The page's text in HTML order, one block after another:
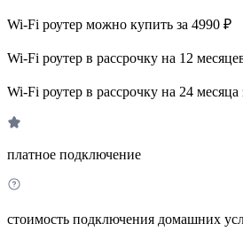
Wi-Fi роутер можно купить за 4990 ₽
Wi-Fi роутер в рассрочку на 12
Wi-Fi роутер в рассрочку на 24 месяца
платное подключение
стоимость подключения домашних